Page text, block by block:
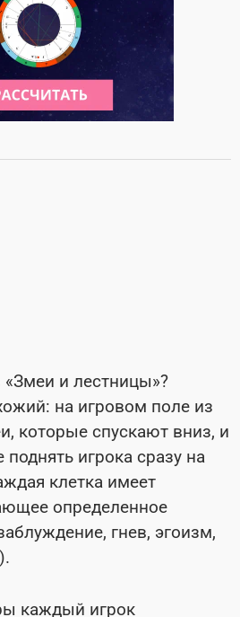
«Змеи и лестницы»?
на игровом поле из
которые спускают вниз, и
игрока сразу на
клетка имеет
определенное
гнев, эгоизм,
каждый игрок